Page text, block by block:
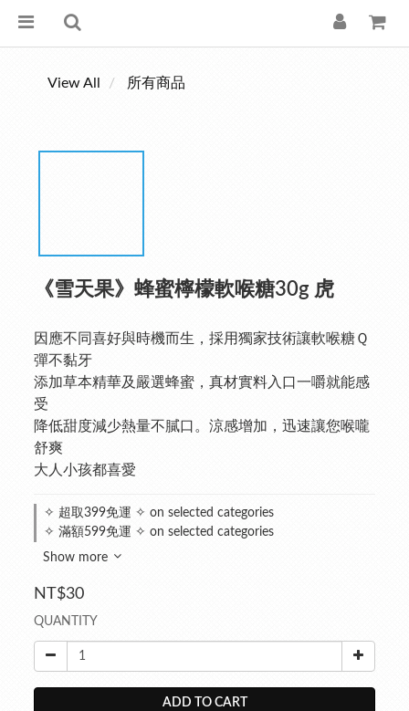
View All 所有商品
《雪天果》蜂蜜檸檬軟喉糖30g 虎
因應不同喜好與時機而生，採用獨家技術讓軟喉糖Ｑ
彈不黏牙
添加草本精華及嚴選蜂蜜，真材實料入口一嚼就能感
受
降低甜度減少熱量不膩口。涼感增加，迅速讓您喉嚨
舒爽
大人小孩都喜愛
✧ 超取399免運 ✧ on selected categories
✧ 滿額599免運 ✧ on selected categories
Show more
NT$30
QUANTITY
ADD TO CART